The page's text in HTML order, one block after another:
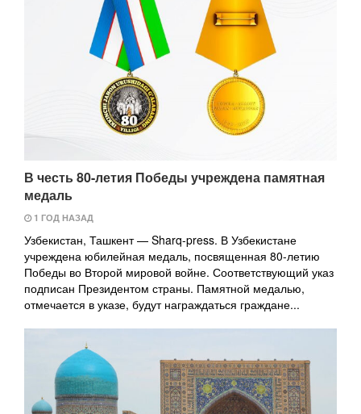
В честь 80-летия Победы учреждена памятная
медаль
1 ГОД НАЗАД
Узбекистан, Ташкент — Sharq-press. В Узбекистане
учреждена юбилейная медаль, посвященная 80-летию
Победы во Второй мировой войне. Соответствующий указ
подписан Президентом страны. Памятной медалью,
отмечается в указе, будут награждаться граждане...